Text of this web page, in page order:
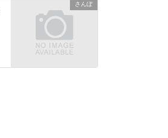
さんぽ